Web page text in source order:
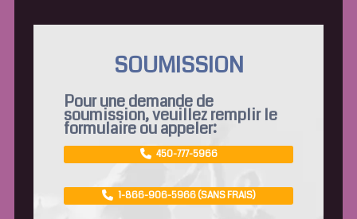
SOUMISSION
Pour une demande de
soumission, veuillez remplir le
formulaire ou appeler:
450-777-5966
1-866-906-5966 (SANS FRAIS)